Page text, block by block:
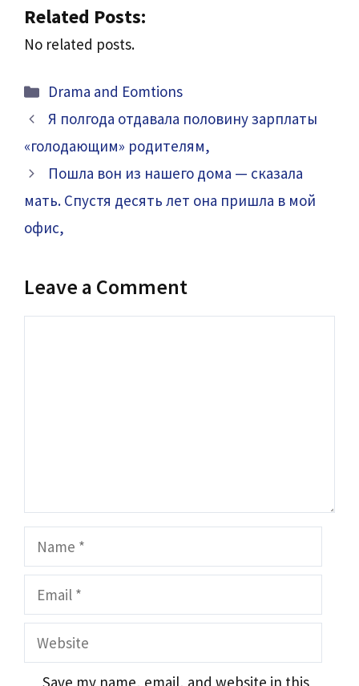
Related Posts:
No related posts.
Categories
Drama and Eomtions
Я полгода отдавала половину зарплаты
«голодающим» родителям,
Пошла вон из нашего дома — сказала
мать. Спустя десять лет она пришла в мой
офис,
Leave a Comment
Name
Email
Website
Save my name, email, and website in this